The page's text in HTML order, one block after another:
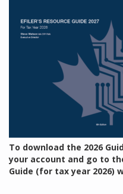
To download the 2026
your account and go to
Guide (for tax year 2026)